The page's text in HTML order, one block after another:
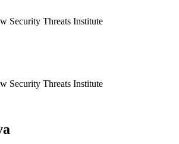
Security Threats Institute
Security Threats Institute